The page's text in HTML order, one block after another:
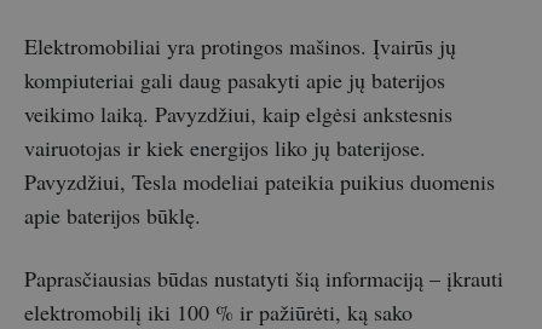
Elektromobiliai yra protingos mašinos. Įvairūs jų
kompiuteriai gali daug pasakyti apie jų baterijos
veikimo laiką. Pavyzdžiui, kaip elgėsi ankstesnis
vairuotojas ir kiek energijos liko jų baterijose.
Pavyzdžiui, Tesla modeliai pateikia puikius duomenis
apie baterijos būklę.
Paprasčiausias būdas nustatyti šią informaciją – įkrauti
elektromobilį iki 100 % ir pažiūrėti, ką sako